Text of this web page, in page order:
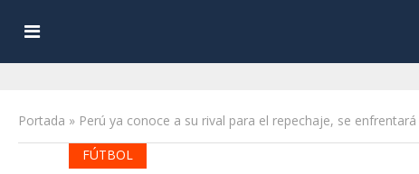
Portada » Perú ya conoce a su rival para el repechaje, se
FÚTBOL